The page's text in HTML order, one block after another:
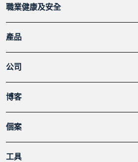
職業健康及安全
產品
公司
博客
個案
工具